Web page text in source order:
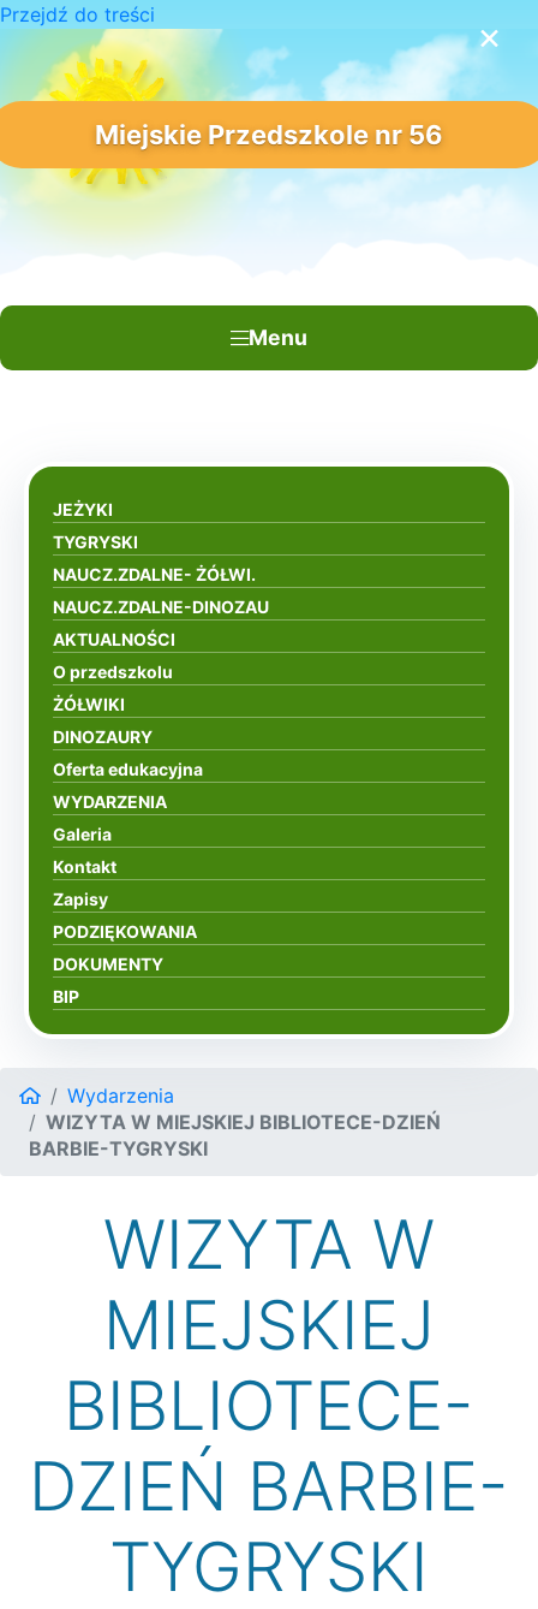
Przejdź do treści
Miejskie Przedszkole nr 56
Menu
×
JEŻYKI
TYGRYSKI
NAUCZ.ZDALNE- ŻÓŁWI.
NAUCZ.ZDALNE-DINOZAU
AKTUALNOŚCI
O przedszkolu
ŻÓŁWIKI
DINOZAURY
Oferta edukacyjna
WYDARZENIA
Galeria
Kontakt
Zapisy
PODZIĘKOWANIA
DOKUMENTY
BIP
Wydarzenia
WIZYTA W MIEJSKIEJ BIBLIOTECE-DZIEŃ
BARBIE-TYGRYSKI
WIZYTA W
MIEJSKIEJ
BIBLIOTECE-
DZIEŃ BARBIE-
TYGRYSKI